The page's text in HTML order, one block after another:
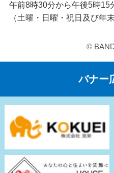
午前8時30分から午後5時15
（土曜・日曜・祝日及び年
©
バナー